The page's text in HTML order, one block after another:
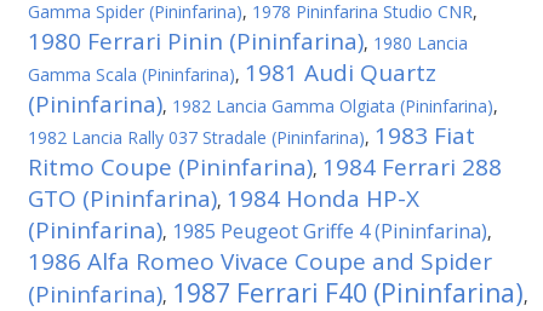
Gamma Spider (Pininfarina), 1978 Pininfarina Studio CNR,
1980 Ferrari Pinin (Pininfarina), 1980 Lancia
Gamma Scala (Pininfarina), 1981 Audi Quartz
(Pininfarina), 1982 Lancia Gamma Olgiata (Pininfarina),
1982 Lancia Rally 037 Stradale (Pininfarina), 1983 Fiat
Ritmo Coupe (Pininfarina), 1984 Ferrari 288
GTO (Pininfarina), 1984 Honda HP-X
(Pininfarina), 1985 Peugeot Griffe 4 (Pininfarina),
1986 Alfa Romeo Vivace Coupe and Spider
(Pininfarina), 1987 Ferrari F40 (Pininfarina),